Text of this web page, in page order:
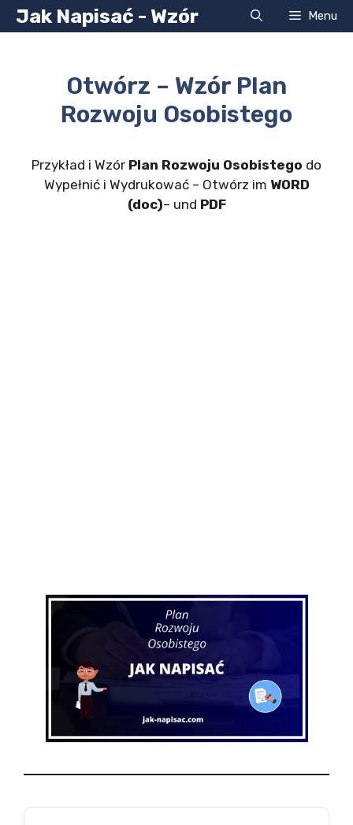
Przejdź
do
Jak Napisać - Wzór Menu
Otwórz – Wzór Plan
Rozwoju Osobistego
Przykład i Wzór Plan Rozwoju Osobistego do
Wypełnić i Wydrukować – Otwórz im WORD
(doc)– und PDF